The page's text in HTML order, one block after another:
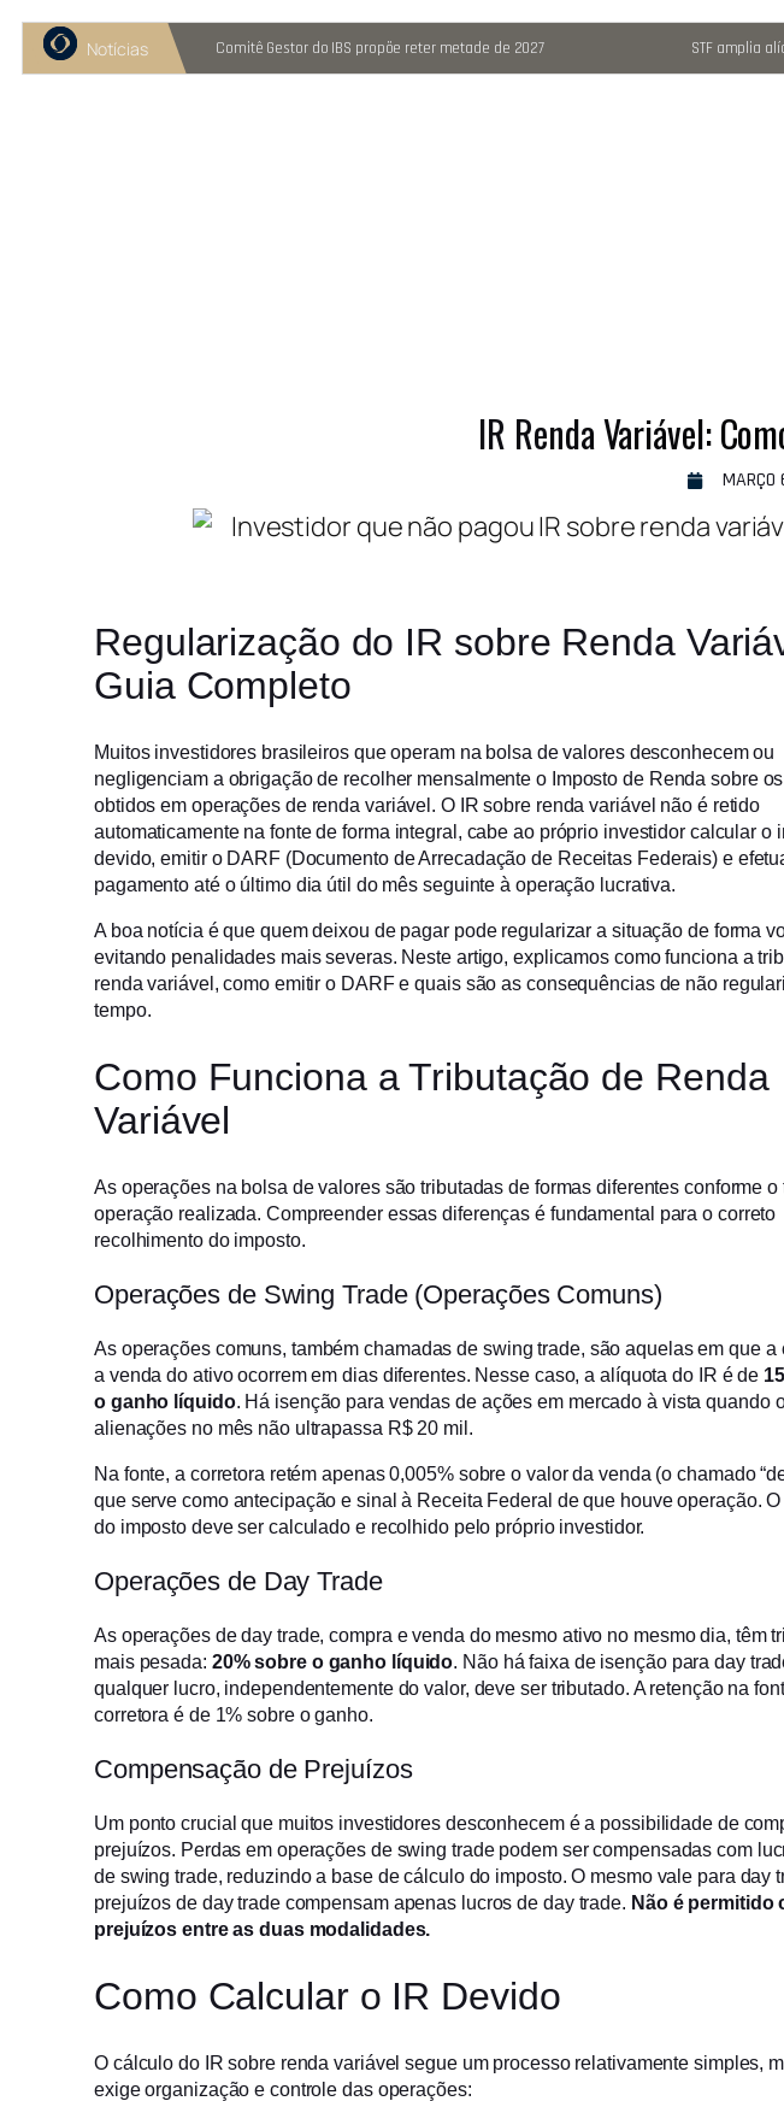
Notícias
Recuperação judicial cresce entre micro e pequenas empresas Comitê Gestor do IBS propõe reter metade de 2027
IR Renda Variável:
Regularização do IR sobre Renda
Guia Completo
Muitos investidores brasileiros que operam na bolsa de valores desconhecem ou
negligenciam a obrigação de recolher mensalmente o Imposto de Renda sobre
obtidos em operações de renda variável. O IR sobre renda variável não é retido
automaticamente na fonte de forma integral, cabe ao próprio investidor calcular o
devido, emitir o DARF (Documento de Arrecadação de Receitas Federais) e
pagamento até o último dia útil do mês seguinte à operação lucrativa.
A boa notícia é que quem deixou de pagar pode regularizar a situação de forma
evitando penalidades mais severas. Neste artigo, explicamos como funciona a
renda variável, como emitir o DARF e quais são as consequências de não
tempo.
Como Funciona a Tributação de Renda
Variável
As operações na bolsa de valores são tributadas de formas diferentes conforme o
operação realizada. Compreender essas diferenças é fundamental para o correto
recolhimento do imposto.
Operações de Swing Trade (Operações Comuns)
As operações comuns, também chamadas de swing trade, são aquelas em que a
a venda do ativo ocorrem em dias diferentes. Nesse caso, a alíquota do IR é de
o ganho líquido. Há isenção para vendas de ações em mercado à vista quando
alienações no mês não ultrapassa R$ 20 mil.
Na fonte, a corretora retém apenas 0,005% sobre o valor da venda (o chamado
que serve como antecipação e sinal à Receita Federal de que houve operação.
do imposto deve ser calculado e recolhido pelo próprio investidor.
Operações de Day Trade
As operações de day trade, compra e venda do mesmo ativo no mesmo dia, têm
mais pesada: 20% sobre o ganho líquido. Não há faixa de isenção para day
qualquer lucro, independentemente do valor, deve ser tributado. A retenção na
corretora é de 1% sobre o ganho.
Compensação de Prejuízos
Um ponto crucial que muitos investidores desconhecem é a possibilidade de
prejuízos. Perdas em operações de swing trade podem ser compensadas com
de swing trade, reduzindo a base de cálculo do imposto. O mesmo vale para day
prejuízos de day trade compensam apenas lucros de day trade. Não é permitido
prejuízos entre as duas modalidades.
Como Calcular o IR Devido
O cálculo do IR sobre renda variável segue um processo relativamente simples,
exige organização e controle das operações:
STF e STJ julgam R$
534,6 bi em teses
tributárias
STF julga o voto de
qualidade do CARF no
dia 26
cresce